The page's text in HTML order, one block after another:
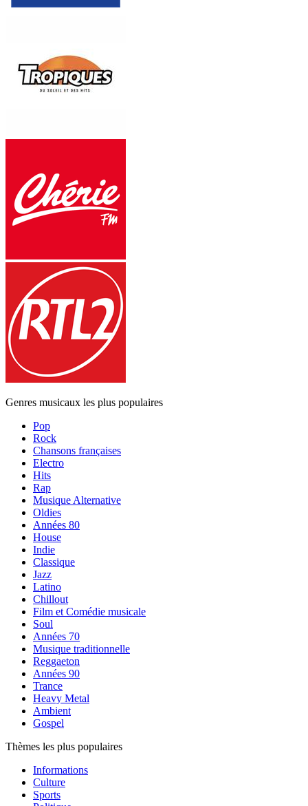
Genres musicaux les plus populaires
Pop
Rock
Chansons françaises
Electro
Hits
Rap
Musique Alternative
Oldies
Années 80
House
Indie
Classique
Jazz
Latino
Chillout
Film et Comédie musicale
Soul
Années 70
Musique traditionnelle
Reggaeton
Années 90
Trance
Heavy Metal
Ambient
Gospel
Thèmes les plus populaires
Informations
Culture
Sports